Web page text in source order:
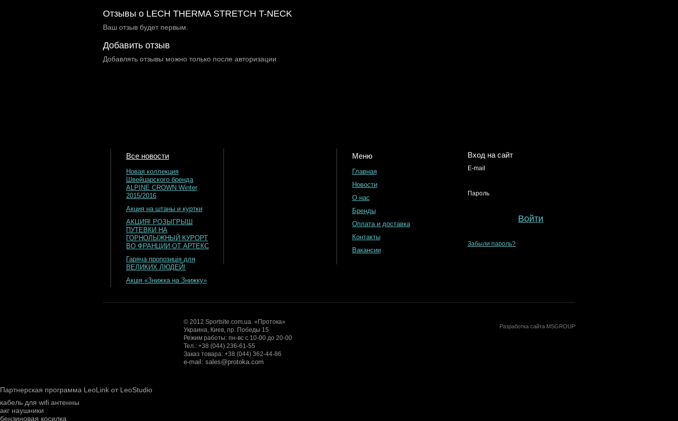
Отзывы о LECH THERMA STRETCH T-NECK
Ваш отзыв будет первым.
Добавить отзыв
Добавлять отзывы можно только после авторизации
Все новости
Новая коллекция
Швейцарского бренда
ALPINE CROWN Winter
2015/2016
Акция на штаны и куртки
АКЦИЯ! РОЗЫГРЫШ
ПУТЕВКИ НА
ГОРНОЛЫЖНЫЙ КУРОРТ
ВО ФРАНЦИИ ОТ АРТЕКС
Гаряча пропозиція для
ВЕЛИКИХ ЛЮДЕЙ!
Акція «Знижка на Знижку»
Меню
Главная
Новости
О нас
Бренды
Оплата и доставка
Контакты
Вакансии
Вход на сайт
E-mail
Пароль
Войти
Забыли пароль?
© 2012 Sportsite.com.ua. «Протока»
Украина, Киев, пр. Победы 15
Режим работы: пн-вс с 10-00 до 20-00
Тел.: +38 (044) 236-61-55
Заказ товара: +38 (044) 362-44-86
e-mail: sales@protoka.com
Разработка сайта MSGROUP
Партнерская программа LeoLink от LeoStudio
кабель для wifi антенны
акг наушники
бензиновая косилка